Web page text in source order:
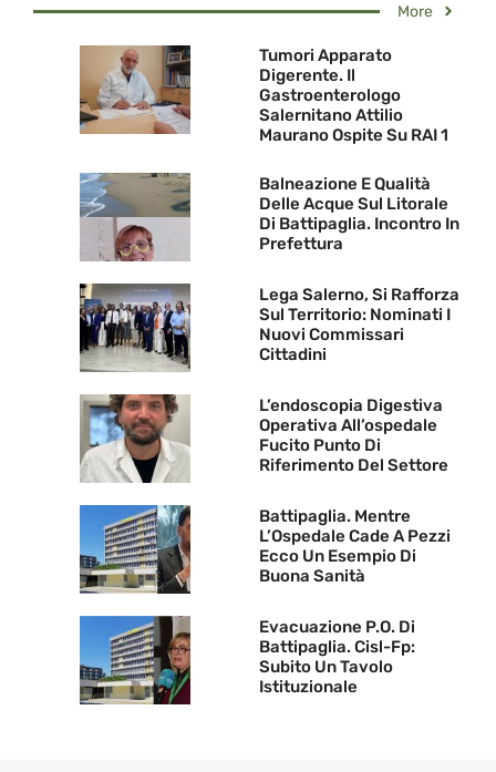
More
Tumori Apparato
Digerente. Il
Gastroenterologo
Salernitano Attilio
Maurano Ospite Su RAI 1
Balneazione E Qualità
Delle Acque Sul Litorale
Di Battipaglia. Incontro In
Prefettura
Lega Salerno, Si Rafforza
Sul Territorio: Nominati I
Nuovi Commissari
Cittadini
L’endoscopia Digestiva
Operativa All’ospedale
Fucito Punto Di
Riferimento Del Settore
Battipaglia. Mentre
L’Ospedale Cade A Pezzi
Ecco Un Esempio Di
Buona Sanità
Evacuazione P.O. Di
Battipaglia. Cisl-Fp:
Subito Un Tavolo
Istituzionale